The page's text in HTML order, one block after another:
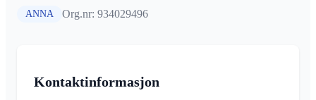
ANNA Org.nr: 934029496
Kontaktinformasjon